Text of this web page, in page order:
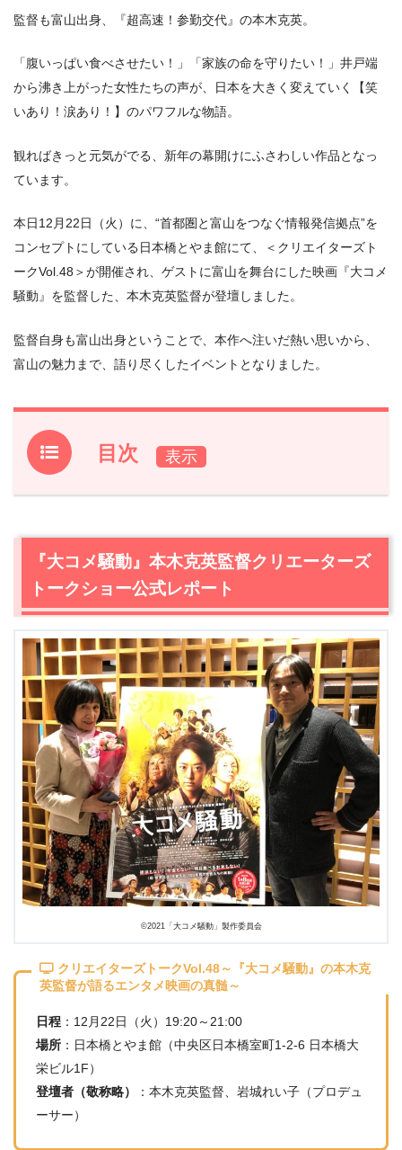
監督も富山出身、『超高速！参勤交代』の本木克英。
「腹いっぱい食べさせたい！」「家族の命を守りたい！」井戸端
から沸き上がった女性たちの声が、日本を大きく変えていく【笑
いあり！涙あり！】のパワフルな物語。
観ればきっと元気がでる、新年の幕開けにふさわしい作品となっ
ています。
本日12月22日（火）に、“首都圏と富山をつなぐ情報発信拠点”を
コンセプトにしている日本橋とやま館にて、＜クリエイターズト
ークVol.48＞が開催され、ゲストに富山を舞台にした映画『大コメ
騒動』を監督した、本木克英監督が登壇しました。
監督自身も富山出身ということで、本作へ注いだ熱い思いから、
富山の魅力まで、語り尽くしたイベントとなりました。
目次
1.『大コメ騒動』本木克英監督クリエーターズトークショ
2. 『大コメ騒動』作品情報
2.1
『大コメ騒動』本木克英監督クリエーターズ
トークショー公式レポート
©︎2021「大コメ騒動」製作委員会
クリエイターズトークVol.48～『大コメ騒動』の本木克
英監督が語るエンタメ映画の真髄～
日程：12月22日（火）19:20～21:00
場所：日本橋とやま館（中央区日本橋室町1-2-6 日本橋大
栄ビル1F）
登壇者（敬称略）
：本木克英監督、岩城れい子（プロデュ
ーサー）